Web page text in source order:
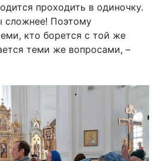
проходить в одиночку.
сложнее! Поэтому
кто борется с той же
теми же вопросами, –